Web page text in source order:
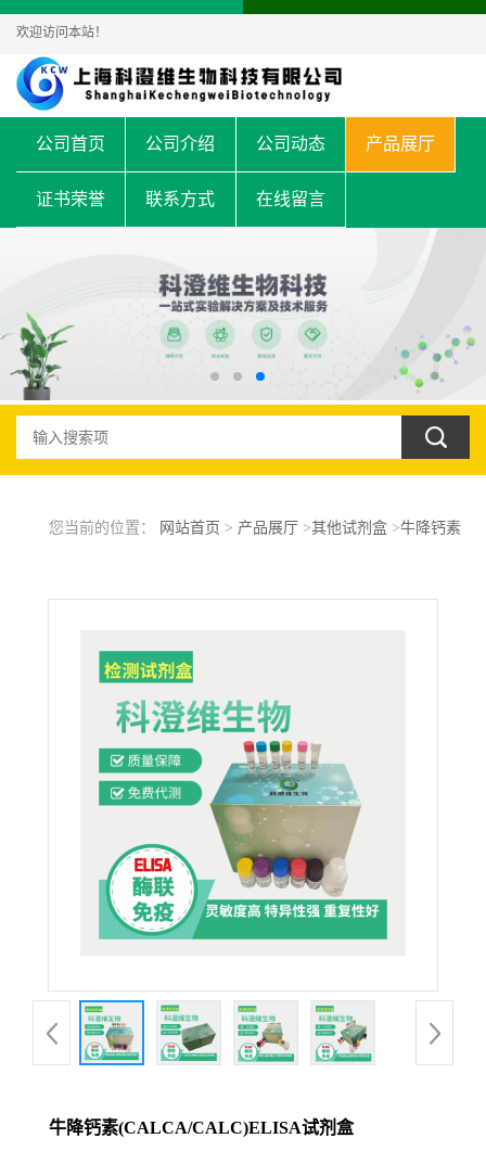
欢迎访问本站！
公司首页 公司介绍 公司动态 产品展厅
证书荣誉 联系方式 在线留言
您当前的位置： 网站首页 > 产品展厅>其他试剂盒>牛降钙素
牛降钙素(CALCA/CALC)ELISA试剂盒